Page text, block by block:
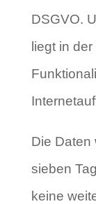
DSGVO.
liegt in
Die Daten
sieben
keine